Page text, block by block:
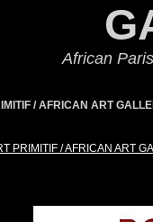
African
/ AFRICAN ART
PRIMITIF / AFRICAN ART